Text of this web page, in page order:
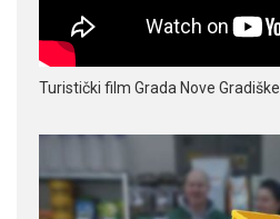
Turistički film Grada Nove Gradiške